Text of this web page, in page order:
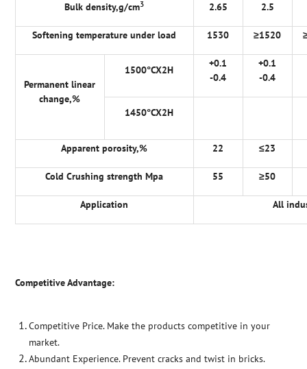
Bulk density,g/cm3 2.65 2.5
Softening temperature under load 1530 ≥1520
Permanent linear
change,%
1500°CX2H
+0.1
-0.4
+0.1
-0.4
1450°CX2H
Apparent porosity,% 22 ≤23
Cold Crushing strength Mpa 55 ≥50
Application All
Competitive Advantage:
Competitive Price. Make the products competitive in your
market.
Abundant Experience. Prevent cracks and twist in bricks.